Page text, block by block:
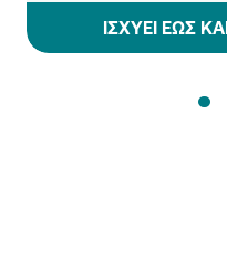
ΙΣΧΥΕΙ ΕΩΣ